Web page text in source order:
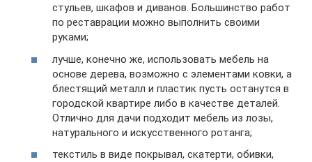
стульев, шкафов и диванов. Большинство работ
по реставрации можно выполнить своими
руками;
лучше, конечно же, использовать мебель на
основе дерева, возможно с элементами ковки, а
блестящий металл и пластик пусть останутся в
городской квартире либо в качестве деталей.
Отлично для дачи подходит мебель из лозы,
натурального и искусственного ротанга;
текстиль в виде покрывал, скатерти, обивки,